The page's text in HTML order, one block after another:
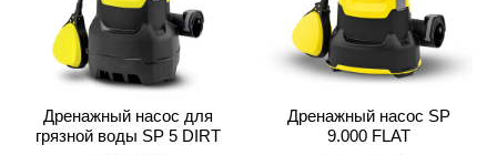
Дренажный насос для
грязной воды SP 5 DIRT
Дренажный насос SP
9.000 FLAT